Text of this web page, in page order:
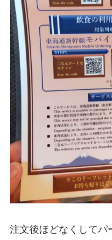
注文後ほどなくしてパ